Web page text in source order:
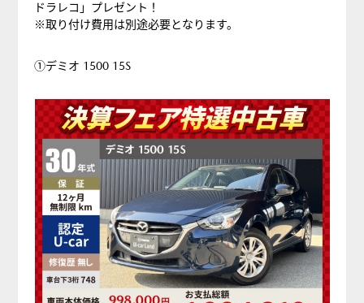
ドラレコ」プレゼント！
※取り付け費用は別途必要となります。
①デミオ 1500 15S